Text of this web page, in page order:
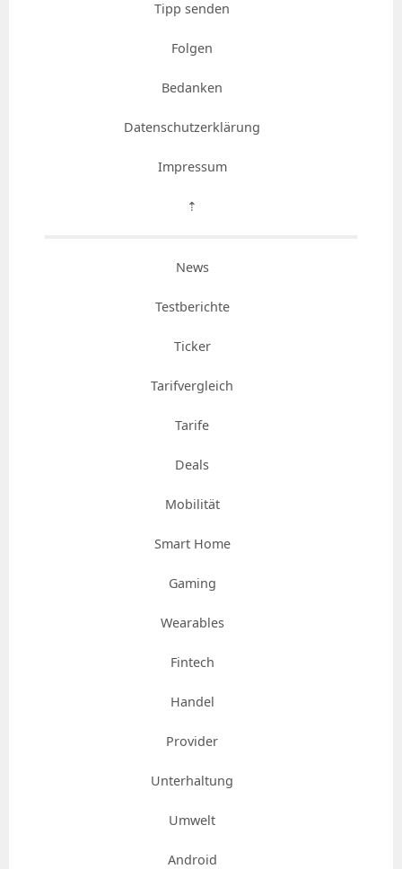
Tipp senden
Folgen
Bedanken
Datenschutzerklärung
Impressum
⇡
News
Testberichte
Ticker
Tarifvergleich
Tarife
Deals
Mobilität
Smart Home
Gaming
Wearables
Fintech
Handel
Provider
Unterhaltung
Umwelt
Android